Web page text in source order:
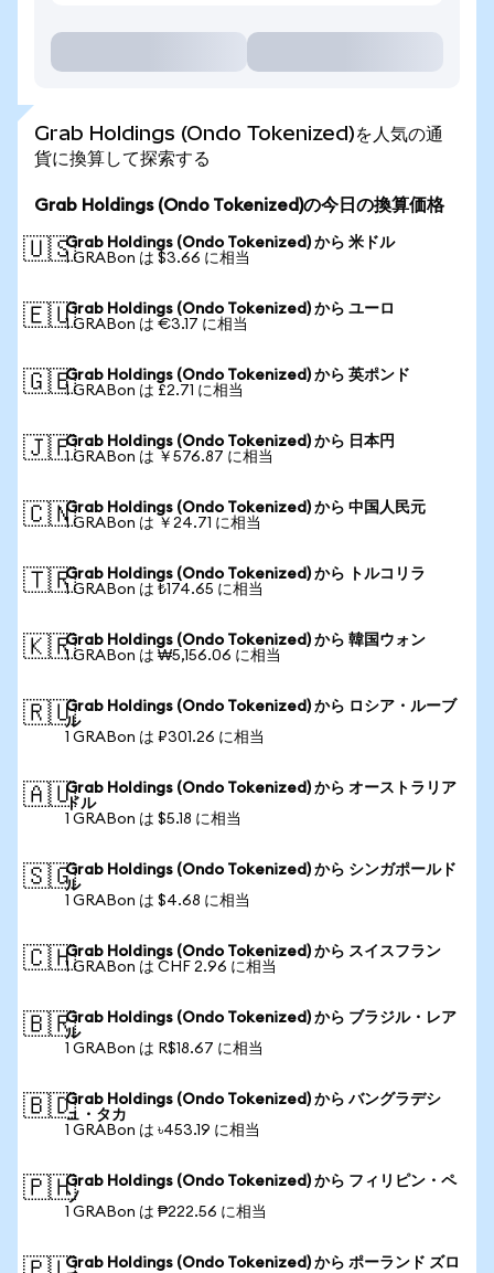
Grab Holdings (Ondo Tokenized)を人気の通
貨に換算して探索する
Grab Holdings (Ondo Tokenized)の今日の換算価格
🇺🇸Grab Holdings (Ondo Tokenized) から 米ドル
1 GRABon は $3.66 に相当
🇪🇺Grab Holdings (Ondo Tokenized) から ユーロ
1 GRABon は €3.17 に相当
🇬🇧Grab Holdings (Ondo Tokenized) から 英ポンド
1 GRABon は £2.71 に相当
🇯🇵Grab Holdings (Ondo Tokenized) から 日本円
1 GRABon は ￥576.87 に相当
🇨🇳Grab Holdings (Ondo Tokenized) から 中国人民元
1 GRABon は ￥24.71 に相当
🇹🇷Grab Holdings (Ondo Tokenized) から トルコリラ
1 GRABon は ₺174.65 に相当
🇰🇷Grab Holdings (Ondo Tokenized) から 韓国ウォン
1 GRABon は ₩5,156.06 に相当
🇷🇺Grab Holdings (Ondo Tokenized) から ロシア・ルーブ
ル
1 GRABon は ₽301.26 に相当
🇦🇺Grab Holdings (Ondo Tokenized) から オーストラリア
ドル
1 GRABon は $5.18 に相当
🇸🇬Grab Holdings (Ondo Tokenized) から シンガポールド
ル
1 GRABon は $4.68 に相当
🇨🇭Grab Holdings (Ondo Tokenized) から スイスフラン
1 GRABon は CHF 2.96 に相当
🇧🇷Grab Holdings (Ondo Tokenized) から ブラジル・レア
ル
1 GRABon は R$18.67 に相当
🇧🇩Grab Holdings (Ondo Tokenized) から バングラデシ
ュ・タカ
1 GRABon は ৳453.19 に相当
🇵🇭Grab Holdings (Ondo Tokenized) から フィリピン・ペ
ソ
1 GRABon は ₱222.56 に相当
Grab Holdings (Ondo Tokenized) から ポーランド ズロ